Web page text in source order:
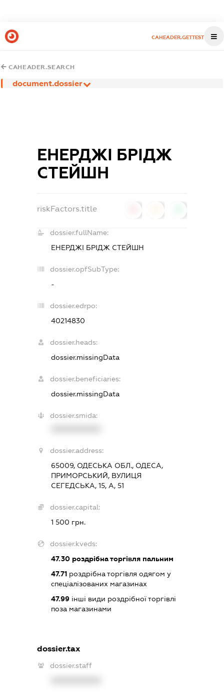
CAHEADER.GETTEST
CAHEADER.SEARCH
document.dossier
ЕНЕРДЖІ БРІДЖ
СТЕЙШН
riskFactors.title
dossier.fullName:
ЕНЕРДЖІ БРІДЖ СТЕЙШН
dossier.opfSubType:
-
dossier.edrpo:
40214830
dossier.heads:
dossier.missingData
dossier.beneficiaries:
dossier.missingData
dossier.smida:
dossier.address:
65009, ОДЕСЬКА ОБЛ., ОДЕСА,
ПРИМОРСЬКИЙ, ВУЛИЦЯ
СЕГЕДСЬКА, 15, А, 51
dossier.capital:
1 500 грн.
dossier.kveds:
47.30роздрібна торгівля пальним
47.71роздрібна торгівля одягом у
спеціалізованих магазинах
47.99інші види роздрібної торгівлі
поза магазинами
dossier.tax
dossier.staff